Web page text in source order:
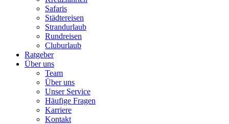
Safaris
Städtereisen
Strandurlaub
Rundreisen
Cluburlaub
Ratgeber
Über uns
Team
Über uns
Unser Service
Häufige Fragen
Karriere
Kontakt